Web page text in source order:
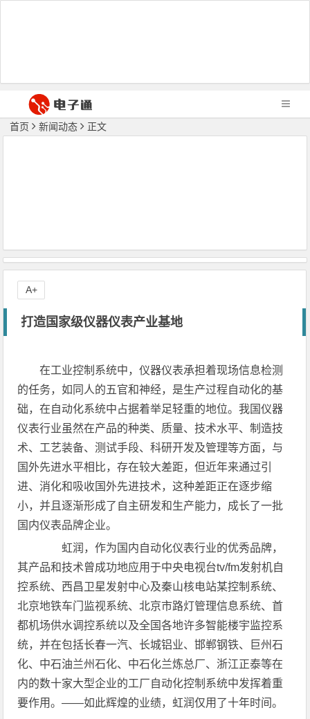
首页 新闻动态 正文
打造国家级仪器仪表产业基地
在工业控制系统中，仪器仪表承担着现场信息检测
的任务，如同人的五官和神经，是生产过程自动化的基
础，在自动化系统中占据着举足轻重的地位。我国仪器
仪表行业虽然在产品的种类、质量、技术水平、制造技
术、工艺装备、测试手段、科研开发及管理等方面，与
国外先进水平相比，存在较大差距，但近年来通过引
进、消化和吸收国外先进技术，这种差距正在逐步缩
小，并且逐渐形成了自主研发和生产能力，成长了一批
国内仪表品牌企业。
虹润，作为国内自动化仪表行业的优秀品牌，
其产品和技术曾成功地应用于中央电视台tv/fm发射机自
控系统、西昌卫星发射中心及秦山核电站某控制系统、
北京地铁车门监视系统、北京市路灯管理信息系统、首
都机场供水调控系统以及全国各地许多智能楼宇监控系
统，并在包括长春一汽、长城铝业、邯郸钢铁、巨州石
化、中石油兰州石化、中石化兰炼总厂、浙江正泰等在
内的数十家大型企业的工厂自动化控制系统中发挥着重
要作用。——如此辉煌的业绩，虹润仅用了十年时间。
A+